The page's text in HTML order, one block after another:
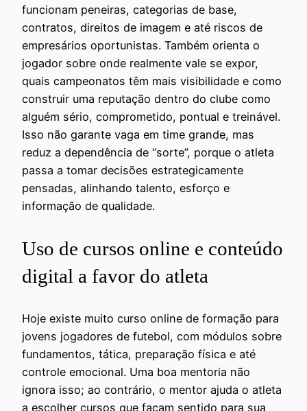
funcionam peneiras, categorias de base,
contratos, direitos de imagem e até riscos de
empresários oportunistas. Também orienta o
jogador sobre onde realmente vale se expor,
quais campeonatos têm mais visibilidade e como
construir uma reputação dentro do clube como
alguém sério, comprometido, pontual e treinável.
Isso não garante vaga em time grande, mas
reduz a dependência de “sorte”, porque o atleta
passa a tomar decisões estrategicamente
pensadas, alinhando talento, esforço e
informação de qualidade.
Uso de cursos online e conteúdo
digital a favor do atleta
Hoje existe muito curso online de formação para
jovens jogadores de futebol, com módulos sobre
fundamentos, tática, preparação física e até
controle emocional. Uma boa mentoria não
ignora isso; ao contrário, o mentor ajuda o atleta
a escolher cursos que façam sentido para sua